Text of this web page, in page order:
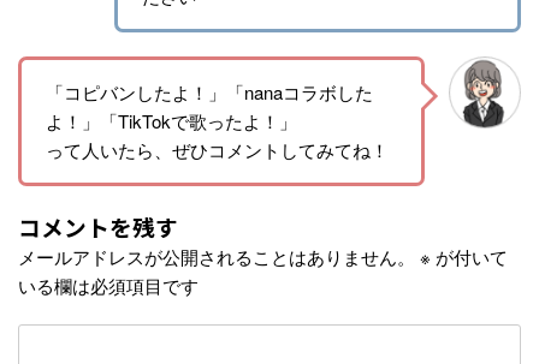
「コピバンしたよ！」「nanaコラボした
よ！」「TikTokで歌ったよ！」
って人いたら、ぜひコメントしてみてね！
コメントを残す
メールアドレスが公開されることはありません。 ※ が付いて
いる欄は必須項目です